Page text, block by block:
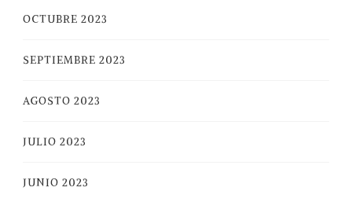
OCTUBRE 2023
SEPTIEMBRE 2023
AGOSTO 2023
JULIO 2023
JUNIO 2023